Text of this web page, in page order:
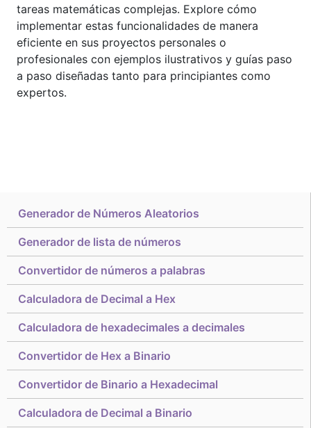
Generador de Números Aleatorios
Generador de lista de números
Convertidor de números a palabras
Calculadora de Decimal a Hex
Calculadora de hexadecimales a decimales
Convertidor de Hex a Binario
Convertidor de Binario a Hexadecimal
Calculadora de Decimal a Binario
tareas matemáticas complejas. Explore cómo
implementar estas funcionalidades de manera
eficiente en sus proyectos personales o
profesionales con ejemplos ilustrativos y guías paso
a paso diseñadas tanto para principiantes como
expertos.